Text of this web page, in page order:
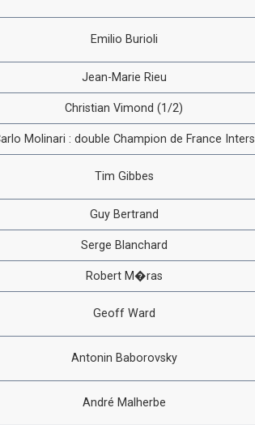
Emilio Burioli
Jean-Marie Rieu
Christian Vimond (1/2)
Molinari : double Champion de France Inters
Tim Gibbes
Guy Bertrand
Serge Blanchard
Robert M�ras
Geoff Ward
Antonin Baborovsky
André Malherbe